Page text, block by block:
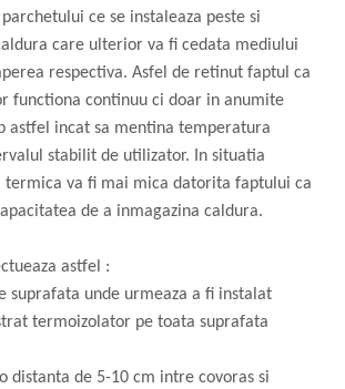
ce se instaleaza peste si
care ulterior va fi cedata mediului
respectiva. Asfel de retinut faptul ca
functiona continuu ci doar in anumite
astfel incat sa mentina temperatura
stabilit de utilizator. In situatia
termica va fi mai mica datorita faptului ca
de a inmagazina caldura.
astfel :
suprafata unde urmeaza a fi instalat
termoizolator pe toata suprafata
distanta de 5-10 cm intre covoras si